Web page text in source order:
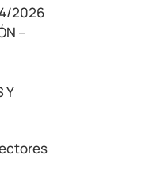
2026
–
Y